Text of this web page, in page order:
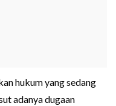
hukum yang sedang
adanya dugaan